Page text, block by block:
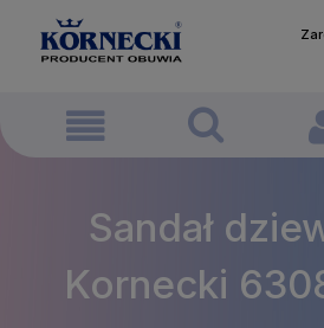
Sandał
Kornecki